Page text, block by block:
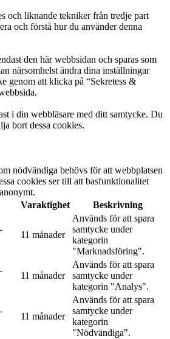
och liknande tekniker från tredje part
och förstå hur du använder denna
den här webbsidan och sparas som
närsomhelst ändra dina inställningar
genom att klicka på “Sekretess &
i din webbläsare med ditt samtycke. Du
bort dessa cookies.
nödvändiga behövs för att webbplatsen
cookies ser till att basfunktionalitet
Varaktighet Beskrivning
11 månader
Används för att spara
samtycke under
kategorin
"Marknadsföring".
11 månader
Används för att spara
samtycke under
kategorin "Analys".
11 månader
Används för att spara
samtycke under
kategorin
"Nödvändiga".